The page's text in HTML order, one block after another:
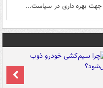
جهت بهره داری در سیاست...